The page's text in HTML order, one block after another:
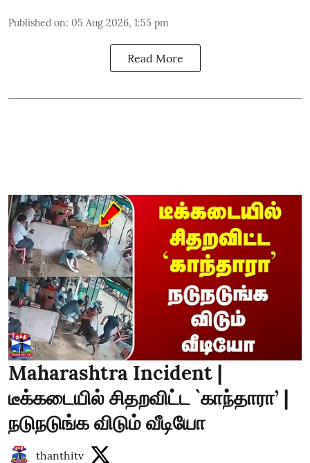
Published on: 05 Aug 2026, 1:55 pm
Read More
Maharashtra Incident |
டீக்கடையில் சிதறவிட்ட `காந்தாரா’ |
நடுநடுங்க விடும் வீடியோ
thanthitv